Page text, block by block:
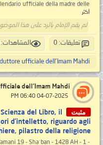
ufficiale della madre delle...
أكثر
لم يقم الإمام بالرد على هذا
تعليقات: 0 المشاهدات: 72,770
ufficiale dell'Imam Mahdi
dell'Imam Mahdi
مثبت
del Libro, il
d’intelletto, riguardo agli
pilastro della religione...
19 - Shaʿban - 1428 AH